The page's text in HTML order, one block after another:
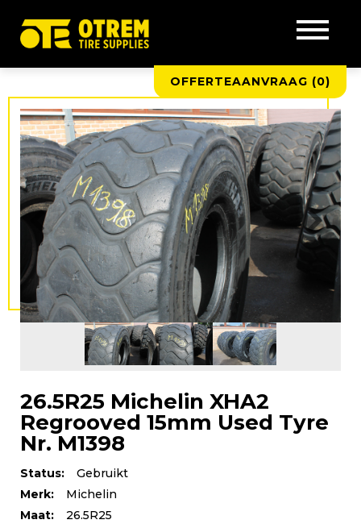
OFFERTEAANVRAAG (0)
26.5R25 Michelin XHA2
Regrooved 15mm Used Tyre
Nr. M1398
Status:
Gebruikt
Merk:
Michelin
Maat:
26.5R25